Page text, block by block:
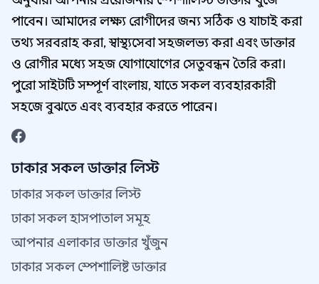
পাবেন। আমাদের লক্ষ্য রোগীদের জন্য সঠিক ও যাচাই করা
তথ্য সরবরাহ করা, স্বাস্থ্যসেবা সহজলভ্য করা এবং ডাক্তার
ও রোগীর মধ্যে সহজ যোগাযোগের সেতুবন্ধন তৈরি করা।
পুরো সাইটটি সম্পূর্ণ বাংলায়, যাতে সকল ব্যবহারকারী
সহজে বুঝতে এবং ব্যবহার করতে পারেন।
ঢাকার সকল ডাক্তার লিস্ট
ঢাকার সকল ডাক্তার লিস্ট
ঢাকা সকল হাসপাতাল সমূহ
আপনার এলাকার ডাক্তার খুঁজুন
ঢাকার সকল স্পেশালিষ্ট ডাক্তার